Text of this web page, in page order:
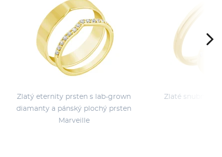
Zlatý eternity prsten s lab-grown
diamanty a pánský plochý prsten
Marveille
Zlaté snubní